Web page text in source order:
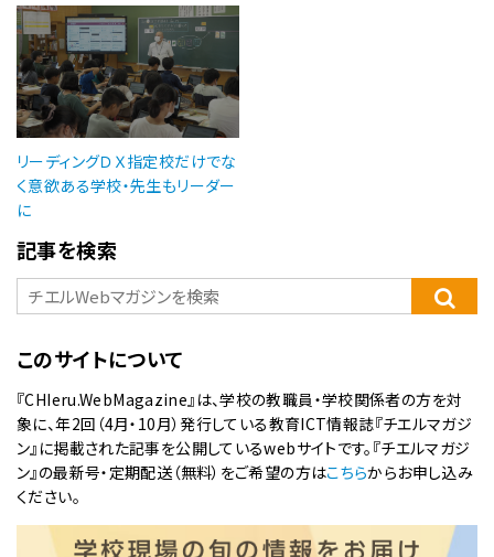
リーディングＤＸ指定校だけでな
く意欲ある学校・先生もリーダー
に
記事を検索
このサイトについて
『CHIeru.WebMagazine』は、学校の教職員・学校関係者の方を対
象に、年2回（4月・10月）発行している教育ICT情報誌『チエルマガジ
ン』に掲載された記事を公開しているwebサイトです。『チエルマガジ
ン』の最新号・定期配送（無料）をご希望の方はこちらからお申し込み
ください。